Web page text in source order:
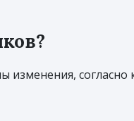
изменения,